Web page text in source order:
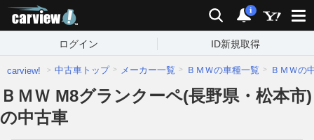
検索 通知
i
ログイン ID新規取得
carview! 中古車トップ メーカー一覧 ＢＭＷの車種一覧 ＢＭＷの
ＢＭＷ M8グランクーペ(長野県・松本市)
の中古車